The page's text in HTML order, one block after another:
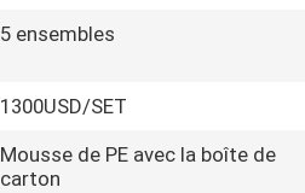
5 ensembles
1300USD/SET
Mousse de PE avec la boîte de
carton